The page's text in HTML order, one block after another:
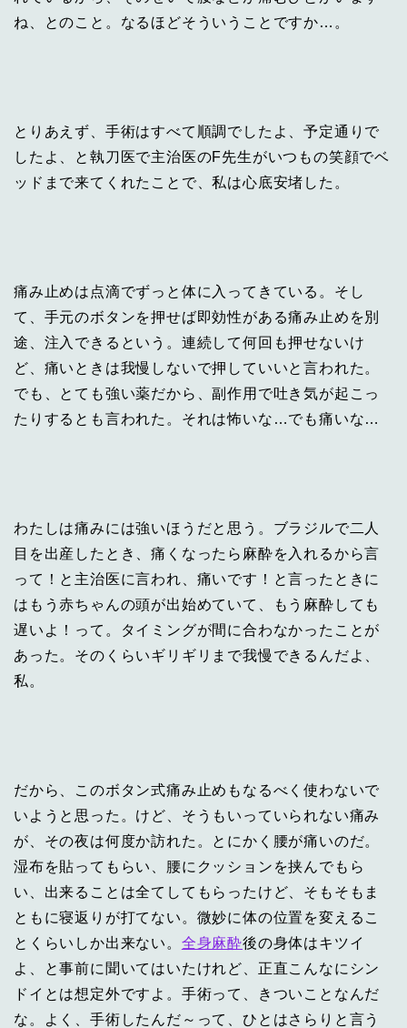
ね、とのこと。なるほどそういうことですか…。
とりあえず、手術はすべて順調でしたよ、予定通りで
したよ、と執刀医で主治医のF先生がいつもの笑顔でベ
ッドまで来てくれたことで、私は心底安堵した。
痛み止めは点滴でずっと体に入ってきている。そし
て、手元のボタンを押せば即効性がある痛み止めを別
途、注入できるという。連続して何回も押せないけ
ど、痛いときは我慢しないで押していいと言われた。
でも、とても強い薬だから、副作用で吐き気が起こっ
たりするとも言われた。それは怖いな…でも痛いな…
わたしは痛みには強いほうだと思う。ブラジルで二人
目を出産したとき、痛くなったら麻酔を入れるから言
って！と主治医に言われ、痛いです！と言ったときに
はもう赤ちゃんの頭が出始めていて、もう麻酔しても
遅いよ！って。タイミングが間に合わなかったことが
あった。そのくらいギリギリまで我慢できるんだよ、
私。
だから、このボタン式痛み止めもなるべく使わないで
いようと思った。けど、そうもいっていられない痛み
が、その夜は何度か訪れた。とにかく腰が痛いのだ。
湿布を貼ってもらい、腰にクッションを挟んでもら
い、出来ることは全てしてもらったけど、そもそもま
ともに寝返りが打てない。微妙に体の位置を変えるこ
とくらいしか出来ない。 全身麻酔後の身体はキツイ
よ、と事前に聞いてはいたけれど、正直こんなにシン
ドイとは想定外ですよ。手術って、きついことなんだ
な。よく、手術したんだ～って、ひとはさらりと言う